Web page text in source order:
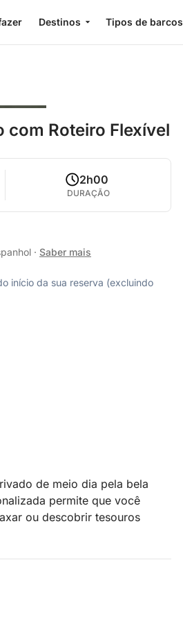
Destinos Tipos de barcos
com Roteiro Flexível
2h00
DURAÇÃO
· Saber mais
início da sua reserva (excluindo
de meio dia pela bela
permite que você
ou descobrir tesouros
La Mata, nade nas águas
uma experiência mais